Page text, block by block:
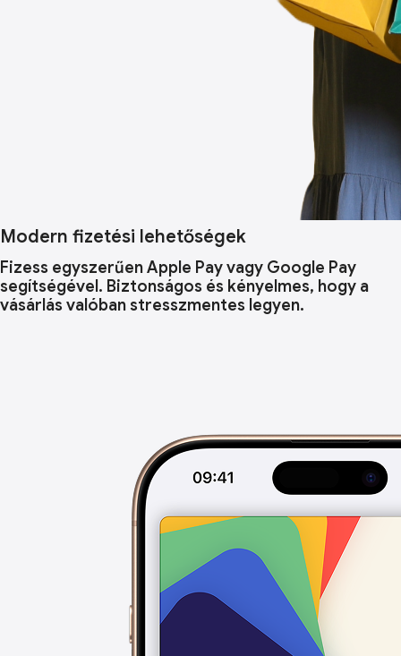
Modern fizetési lehetőségek
Fizess egyszerűen Apple Pay vagy Google Pay
segítségével. Biztonságos és kényelmes, hogy a
vásárlás valóban stresszmentes legyen.